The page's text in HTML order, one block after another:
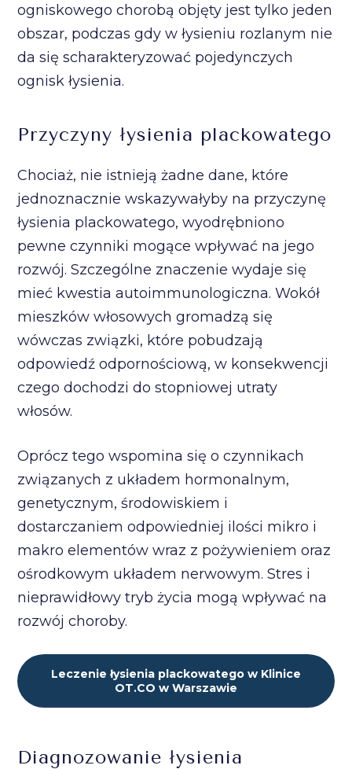
ogniskowego chorobą objęty jest tylko jeden
obszar, podczas gdy w łysieniu rozlanym nie
da się scharakteryzować pojedynczych
ognisk łysienia.
Przyczyny łysienia plackowatego
Chociaż, nie istnieją żadne dane, które
jednoznacznie wskazywałyby na przyczynę
łysienia plackowatego, wyodrębniono
pewne czynniki mogące wpływać na jego
rozwój. Szczególne znaczenie wydaje się
mieć kwestia autoimmunologiczna. Wokół
mieszków włosowych gromadzą się
wówczas związki, które pobudzają
odpowiedź odpornościową, w konsekwencji
czego dochodzi do stopniowej utraty
włosów.
Oprócz tego wspomina się o czynnikach
związanych z układem hormonalnym,
genetycznym, środowiskiem i
dostarczaniem odpowiedniej ilości mikro i
makro elementów wraz z pożywieniem oraz
ośrodkowym układem nerwowym. Stres i
nieprawidłowy tryb życia mogą wpływać na
rozwój choroby.
Leczenie łysienia plackowatego w Klinice
OT.CO w Warszawie
Diagnozowanie łysienia